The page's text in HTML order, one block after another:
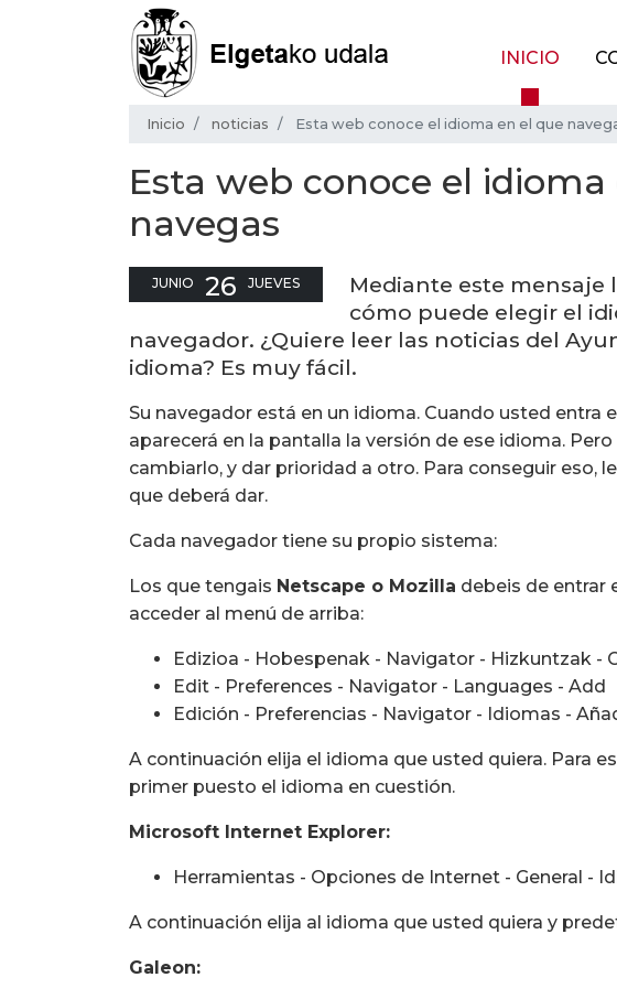
INICIO
Inicio noticias Esta web conoce el idioma en el que
Esta web conoce el idioma
navegas
JUNIO 26 JUEVES
Mediante este mensaje
cómo puede elegir el
navegador. ¿Quiere leer las noticias del
idioma? Es muy fácil.
Su navegador está en un idioma. Cuando usted entra
aparecerá en la pantalla la versión de ese idioma.
cambiarlo, y dar prioridad a otro. Para conseguir eso,
que deberá dar.
Cada navegador tiene su propio sistema:
Los que tengais Netscape o Mozilla debeis de entrar
acceder al menú de arriba:
Edizioa - Hobespenak - Navigator - Hizkuntzak -
Edit - Preferences - Navigator - Languages - Add
Edición - Preferencias - Navigator - Idiomas -
A continuación elija el idioma que usted quiera. Para
primer puesto el idioma en cuestión.
Microsoft Internet Explorer:
Herramientas - Opciones de Internet - General -
A continuación elija al idioma que usted quiera y
Galeon: